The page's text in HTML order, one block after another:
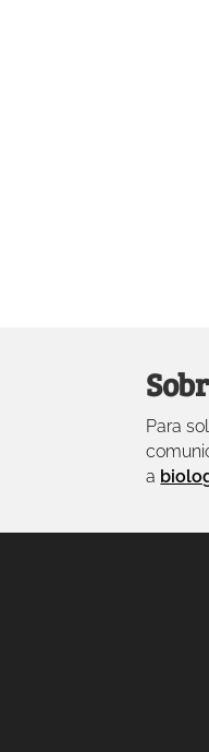
Para
a